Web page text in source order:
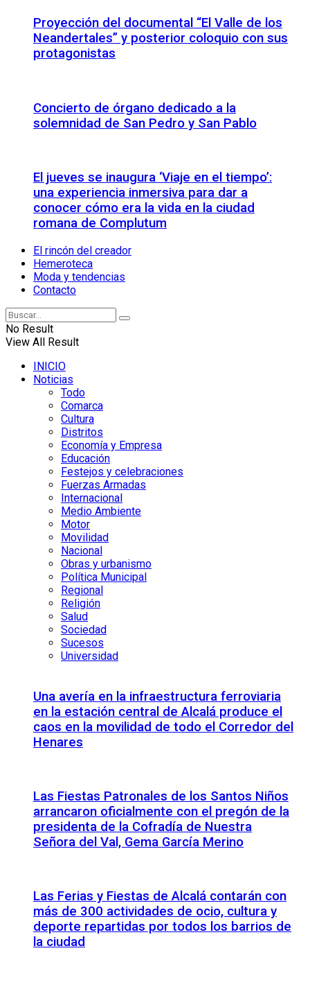
Proyección del documental “El Valle de los
Neandertales” y posterior coloquio con sus
protagonistas
Concierto de órgano dedicado a la
solemnidad de San Pedro y San Pablo
El jueves se inaugura ‘Viaje en el tiempo’:
una experiencia inmersiva para dar a
conocer cómo era la vida en la ciudad
romana de Complutum
El rincón del creador
Hemeroteca
Moda y tendencias
Contacto
No Result
View All Result
INICIO
Noticias
Todo
Comarca
Cultura
Distritos
Economía y Empresa
Educación
Festejos y celebraciones
Fuerzas Armadas
Internacional
Medio Ambiente
Motor
Movilidad
Nacional
Obras y urbanismo
Política Municipal
Regional
Religión
Salud
Sociedad
Sucesos
Universidad
Una avería en la infraestructura ferroviaria
en la estación central de Alcalá produce el
caos en la movilidad de todo el Corredor del
Henares
Las Fiestas Patronales de los Santos Niños
arrancaron oficialmente con el pregón de la
presidenta de la Cofradía de Nuestra
Señora del Val, Gema García Merino
Las Ferias y Fiestas de Alcalá contarán con
más de 300 actividades de ocio, cultura y
deporte repartidas por todos los barrios de
la ciudad